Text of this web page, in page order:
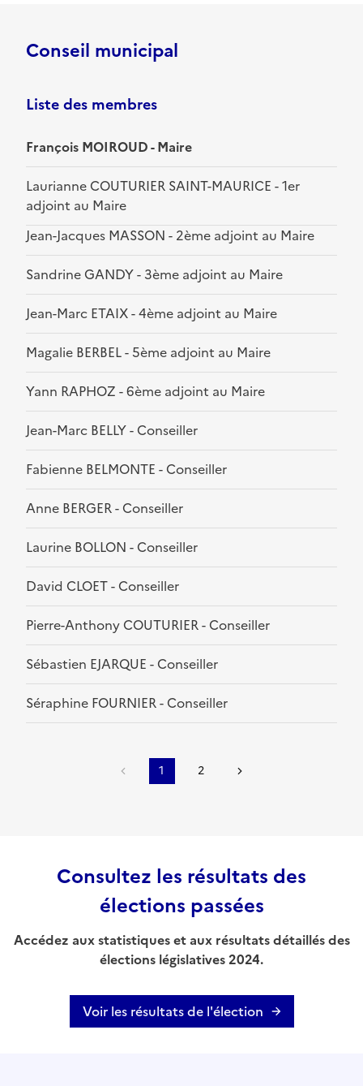
Conseil municipal
Liste des membres
François MOIROUD - Maire
Laurianne COUTURIER SAINT-MAURICE - 1er
adjoint au Maire
Jean-Jacques MASSON - 2ème adjoint au Maire
Sandrine GANDY - 3ème adjoint au Maire
Jean-Marc ETAIX - 4ème adjoint au Maire
Magalie BERBEL - 5ème adjoint au Maire
Yann RAPHOZ - 6ème adjoint au Maire
Jean-Marc BELLY - Conseiller
Fabienne BELMONTE - Conseiller
Anne BERGER - Conseiller
Laurine BOLLON - Conseiller
David CLOET - Conseiller
Pierre-Anthony COUTURIER - Conseiller
Sébastien EJARQUE - Conseiller
Séraphine FOURNIER - Conseiller
1 2
Consultez les résultats des
élections passées
Accédez aux statistiques et aux résultats détaillés des
élections législatives 2024.
Voir les résultats de l'élection